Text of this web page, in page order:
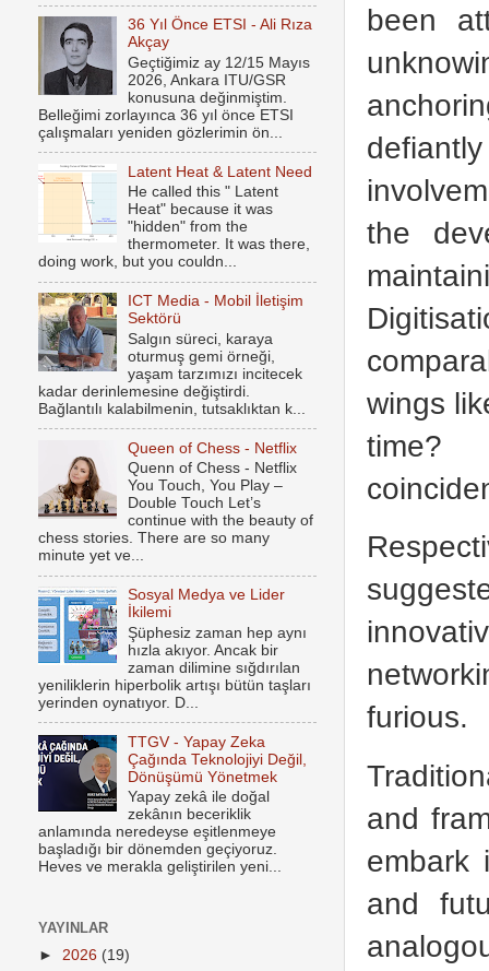
been
the
wings
time?
furious.
and
embark
and
36 Yıl Önce ETSI - Ali Rıza
Akçay
Geçtiğimiz ay 12/15 Mayıs
2026, Ankara ITU/GSR
konusuna değinmiştim.
Belleğimi zorlayınca 36 yıl önce ETSI
çalışmaları yeniden gözlerimin ön...
Latent Heat & Latent Need
He called this " Latent
Heat" because it was
"hidden" from the
thermometer. It was there,
doing work, but you couldn...
ICT Media - Mobil İletişim
Sektörü
Salgın süreci, karaya
oturmuş gemi örneği,
yaşam tarzımızı incitecek
kadar derinlemesine değiştirdi.
Bağlantılı kalabilmenin, tutsaklıktan k...
Queen of Chess - Netflix
Quenn of Chess - Netflix
You Touch, You Play –
Double Touch Let’s
continue with the beauty of
chess stories. There are so many
minute yet ve...
Sosyal Medya ve Lider
İkilemi
Şüphesiz zaman hep aynı
hızla akıyor. Ancak bir
zaman dilimine sığdırılan
yeniliklerin hiperbolik artışı bütün taşları
yerinden oynatıyor. D...
TTGV - Yapay Zeka
Çağında Teknolojiyi Değil,
Dönüşümü Yönetmek
Yapay zekâ ile doğal
zekânın beceriklik
anlamında neredeyse eşitlenmeye
başladığı bir dönemden geçiyoruz.
Heves ve merakla geliştirilen yeni...
YAYINLAR
► 2026 (19)